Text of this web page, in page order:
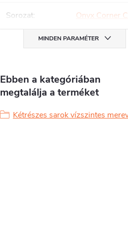
Sorozat: Onyx Corner
MINDEN PARAMÉTER
Ebben a kategóriában
megtalálja a terméket
Kétrészes sarok vízszintes